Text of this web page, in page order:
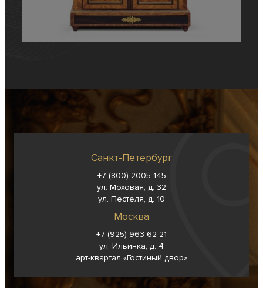
Санкт-Петербург
+7 (800) 2005-145
ул. Моховая, д. 32
ул. Пестеля, д. 10
Москва
+7 (925) 963-62-21
ул. Ильинка, д. 4
арт-квартал «Гостиный двор»